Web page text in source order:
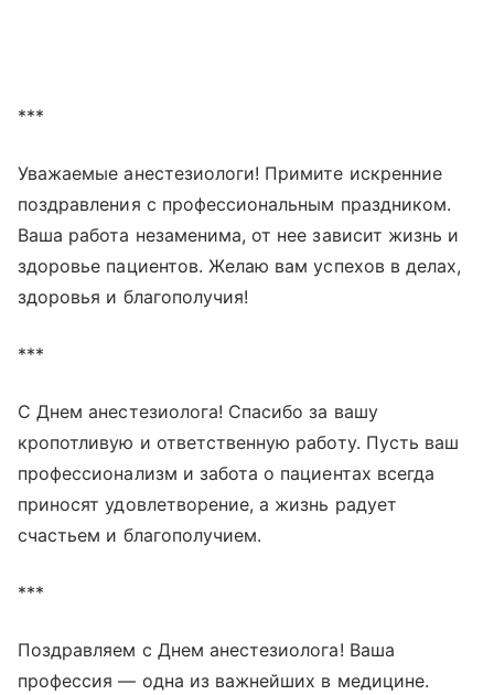
***
Уважаемые анестезиологи! Примите искренние
поздравления с профессиональным праздником.
Ваша работа незаменима, от нее зависит жизнь и
здоровье пациентов. Желаю вам успехов в делах,
здоровья и благополучия!
***
С Днем анестезиолога! Спасибо за вашу
кропотливую и ответственную работу. Пусть ваш
профессионализм и забота о пациентах всегда
приносят удовлетворение, а жизнь радует
счастьем и благополучием.
***
Поздравляем с Днем анестезиолога! Ваша
профессия — одна из важнейших в медицине.